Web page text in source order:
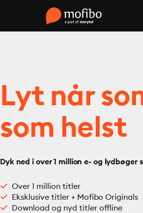
Lyt når
som helst
Dyk ned i over 1 million e- og lydbøger
Over 1 million titler
Eksklusive titler + Mofibo Originals
Download og nyd titler offline